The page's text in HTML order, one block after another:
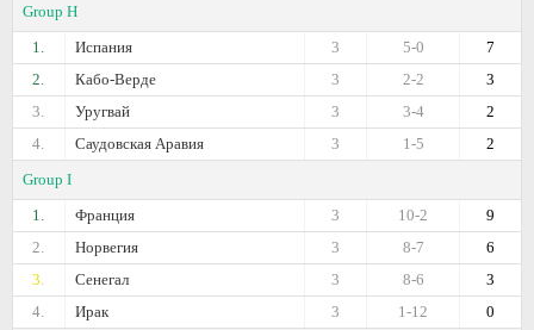
Group H
1.
Испания 7
5-0
3
2.
Кабо-Верде 3
2-2
3
3.
Уругвай 2
3-4
3
4.
Саудовская Аравия 2
1-5
3
Group I
1.
Франция 9
10-2
3
2.
Норвегия 6
8-7
3
3.
Сенегал 3
8-6
3
4.
Ирак 0
1-12
3